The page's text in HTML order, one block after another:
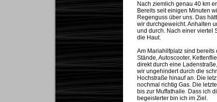
Nach ziemlich genau 40 km
Bereits seit einigen Minuten
Regenguss über uns. Das
wir durchgeweicht. Anhalten
und durch. Nach einer viertel
die Haut.
Am Mariahilfplatz sind
Stände, Autoscooter,
direkt durch eine
wir ungehindert durch die
Hochstraße hinauf an. Die
nochmal richtig Gas. Die
bis zur Muffathalle. Dass ich
begeisterter bin ich im Ziel.